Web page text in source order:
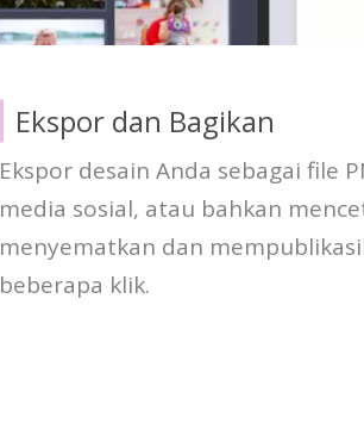
Ekspor dan Bagikan
Ekspor desain Anda sebagai file
media sosial, atau bahkan
menyematkan dan
beberapa klik.